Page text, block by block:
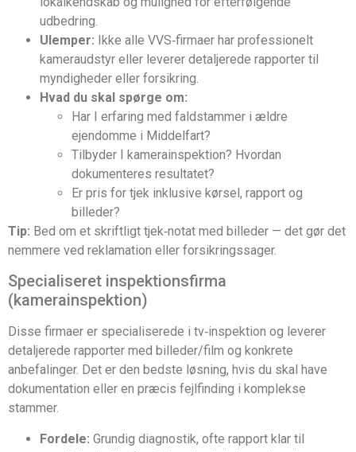
udbedring.
Ulemper: Ikke alle VVS‑firmaer har professionelt
kameraudstyr eller leverer detaljerede rapporter til
myndigheder eller forsikring.
Hvad du skal spørge om:
Har I erfaring med faldstammer i ældre
ejendomme i Middelfart?
Tilbyder I kamerainspektion? Hvordan
dokumenteres resultatet?
Er pris for tjek inklusive kørsel, rapport og
billeder?
Tip: Bed om et skriftligt tjek‑notat med billeder — det gør det
nemmere ved reklamation eller forsikringssager.
Specialiseret inspektionsfirma
(kamerainspektion)
Disse firmaer er specialiserede i tv‑inspektion og leverer
detaljerede rapporter med billeder/film og konkrete
anbefalinger. Det er den bedste løsning, hvis du skal have
dokumentation eller en præcis fejlfinding i komplekse
stammer.
Fordele: Grundig diagnostik, ofte rapport klar til